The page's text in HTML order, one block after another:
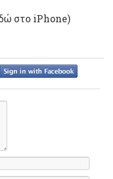
στο iPhone)